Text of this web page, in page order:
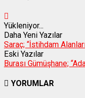
Yükleniyor...
Daha Yeni Yazılar
Saraç; “İstihdam
Eski Yazılar
Burası Gümüşhane;
YORUMLAR